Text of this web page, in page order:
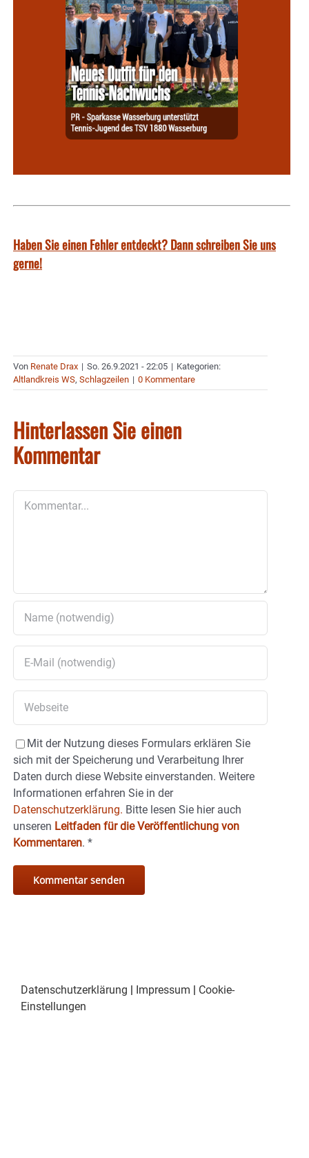
Haben Sie einen Fehler entdeckt? Dann schreiben Sie uns
gerne!
Von Renate Drax | So. 26.9.2021 - 22:05 | Kategorien:
Altlandkreis WS, Schlagzeilen | 0 Kommentare
Hinterlassen Sie einen
Kommentar
Mit der Nutzung dieses Formulars erklären Sie
sich mit der Speicherung und Verarbeitung Ihrer
Daten durch diese Website einverstanden. Weitere
Informationen erfahren Sie in der
Datenschutzerklärung. Bitte lesen Sie hier auch
unseren Leitfaden für die Veröffentlichung von
Kommentaren. *
Datenschutzerklärung | Impressum | Cookie-
Einstellungen